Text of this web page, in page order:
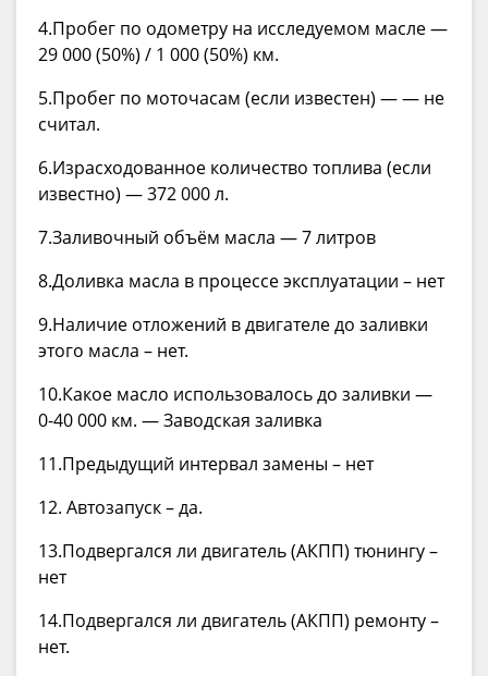
4.Пробег по одометру на исследуемом масле —
29 000 (50%) / 1 000 (50%) км.
5.Пробег по моточасам (если известен) — — не
считал.
6.Израсходованное количество топлива (если
известно) — 372 000 л.
7.Заливочный объём масла — 7 литров
8.Доливка масла в процессе эксплуатации – нет
9.Наличие отложений в двигателе до заливки
этого масла – нет.
10.Какое масло использовалось до заливки —
0-40 000 км. — Заводская заливка
11.Предыдущий интервал замены – нет
12. Автозапуск – да.
13.Подвергался ли двигатель (АКПП) тюнингу –
нет
14.Подвергался ли двигатель (АКПП) ремонту –
нет.